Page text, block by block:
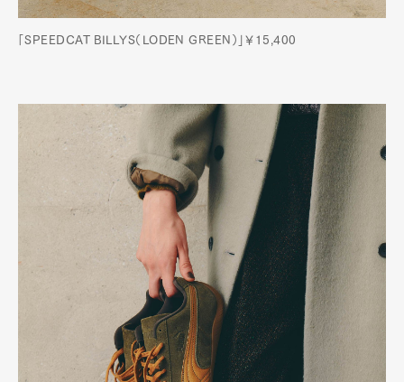
「SPEEDCAT BILLYS（LODEN GREEN）」￥15,400